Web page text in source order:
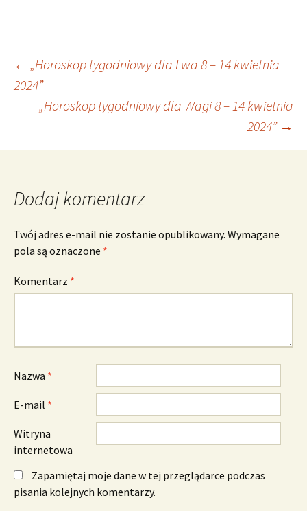
Nawigacja
wpisu
← „Horoskop tygodniowy dla Lwa 8 – 14 kwietnia
2024”
„Horoskop tygodniowy dla Wagi 8 – 14 kwietnia
2024” →
Dodaj komentarz
Twój adres e-mail nie zostanie opublikowany. Wymagane
pola są oznaczone *
Komentarz *
Nazwa *
E-mail *
Witryna
internetowa
Zapamiętaj moje dane w tej przeglądarce podczas
pisania kolejnych komentarzy.